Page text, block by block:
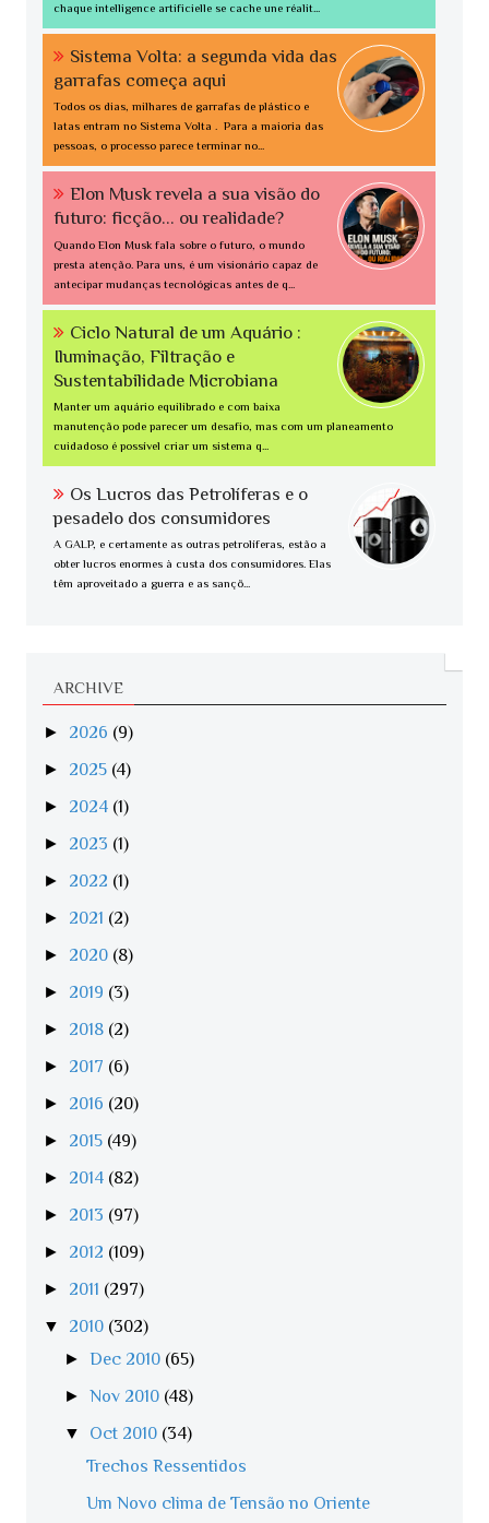
chaque intelligence artificielle se cache une réalit...
Sistema Volta: a segunda vida das
garrafas começa aqui
Todos os dias, milhares de garrafas de plástico e
latas entram no Sistema Volta . Para a maioria das
pessoas, o processo parece terminar no...
Elon Musk revela a sua visão do
futuro: ficção... ou realidade?
Quando Elon Musk fala sobre o futuro, o mundo
presta atenção. Para uns, é um visionário capaz de
antecipar mudanças tecnológicas antes de q...
Ciclo Natural de um Aquário :
Iluminação, Filtração e
Sustentabilidade Microbiana
Manter um aquário equilibrado e com baixa
manutenção pode parecer um desafio, mas com um planeamento
cuidadoso é possível criar um sistema q...
Os Lucros das Petrolíferas e o
pesadelo dos consumidores
A GALP, e certamente as outras petrolíferas, estão a
obter lucros enormes à custa dos consumidores. Elas
têm aproveitado a guerra e as sançõ...
ARCHIVE
► 2026 (9)
► 2025 (4)
► 2024 (1)
► 2023 (1)
► 2022 (1)
► 2021 (2)
► 2020 (8)
► 2019 (3)
► 2018 (2)
► 2017 (6)
► 2016 (20)
► 2015 (49)
► 2014 (82)
► 2013 (97)
► 2012 (109)
► 2011 (297)
▼ 2010 (302)
►Dec 2010 (65)
►Nov 2010 (48)
▼ Oct 2010 (34)
Trechos Ressentidos
Um Novo clima de Tensão no Oriente